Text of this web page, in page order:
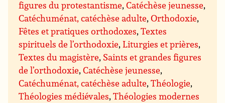
figures du protestantisme,Catéchèse jeunesse,
Catéchuménat, catéchèse adulte,Orthodoxie,
Fêtes et pratiques orthodoxes,Textes
spirituels de l’orthodoxie,Liturgies et prières,
Textes du magistère, Saints et grandes figures
de l’orthodoxie,Catéchèse jeunesse,
Catéchuménat, catéchèse adulte,Théologie,
Théologies médiévales,Théologies modernes